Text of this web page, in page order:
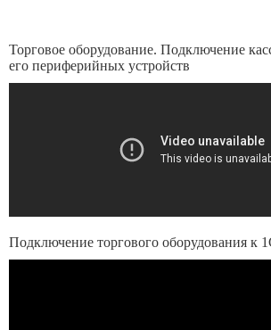
Торговое оборудование. Подключение
его периферийных устройств
Подключение торгового оборудования к